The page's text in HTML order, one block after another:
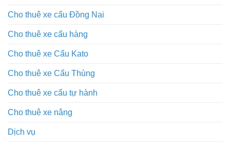
Cho thuê xe cẩu Đồng Nai
Cho thuê xe cẩu hàng
Cho thuê xe Cẩu Kato
Cho thuê xe Cẩu Thùng
Cho thuê xe cẩu tự hành
Cho thuê xe nâng
Dịch vụ